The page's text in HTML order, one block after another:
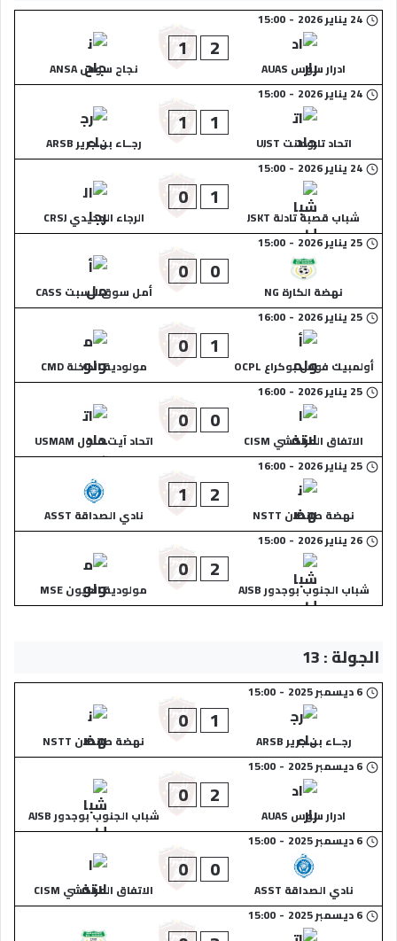
24 يناير 2026 -
15:00
ادرار سوس AUAS
2
1
نجاح سوس ANSA
24 يناير 2026
-
15:00
اتحاد تارودانت UJST
1
1
رجــاء بن جرير ARSB
24 يناير 2026
-
15:00
شباب قصبة تادلة JSKT
1
0
الرجاء الجديدي CRSJ
25 يناير 2026
-
15:00
نهضة الكارة NG
0
0
أمل سوق السبت CASS
25 يناير 2026
-
16:00
أولمبيك فوس بوكراع OCPL
1
0
مولودية الداخلة CMD
25 يناير 2026
-
16:00
الاتفاق المراكشي CISM
0
0
اتحاد آيت ملول USMAM
25 يناير 2026
-
16:00
نهضة طانطان NSTT
2
1
نادي الصداقة ASST
26 يناير 2026
-
15:00
شباب الجنوب بوجدور AJSB
2
0
مولودية العيون MSE
الجولة : 13
6 ديسمبر 2025 -
15:00
رجــاء بن جرير ARSB
1
0
نهضة طانطان NSTT
6 ديسمبر 2025
-
15:00
ادرار سوس AUAS
2
0
شباب الجنوب بوجدور AJSB
6 ديسمبر 2025
-
15:00
نادي الصداقة ASST
0
0
الاتفاق المراكشي CISM
6 ديسمبر 2025
-
15:00